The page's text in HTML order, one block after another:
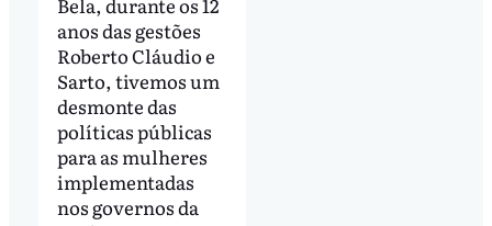
anos das gestões
Roberto Cláudio e
Sarto, tivemos um
desmonte das
políticas públicas
para as mulheres
implementadas
nos governos da